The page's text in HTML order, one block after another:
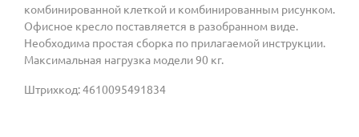
комбинированной клеткой и комбинированным рисунком.
Офисное кресло поставляется в разобранном виде.
Необходима простая сборка по прилагаемой инструкции.
Максимальная нагрузка модели 90 кг.
Штрихкод: 4610095491834